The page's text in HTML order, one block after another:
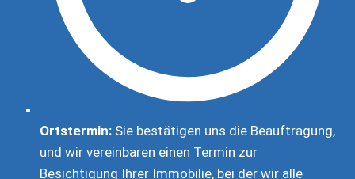
Ortstermin:Sie bestätigen uns die Beauftragung,
und wir vereinbaren einen Termin zur
Besichtigung Ihrer Immobilie, bei der wir alle